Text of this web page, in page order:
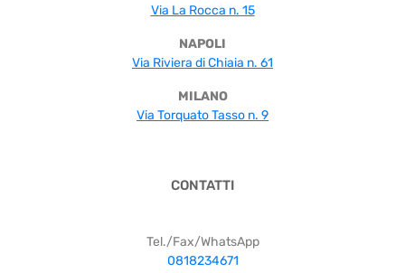
Via La Rocca n. 15
NAPOLI
Via Riviera di Chiaia n. 61
MILANO
Via Torquato Tasso n. 9
CONTATTI
Tel./Fax/WhatsApp
0818234671